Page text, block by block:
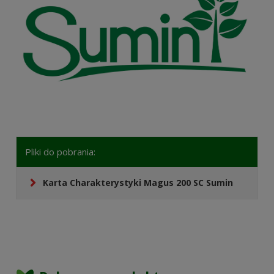
Pliki do pobrania:
Karta Charakterystyki Magus 200 SC Sumin